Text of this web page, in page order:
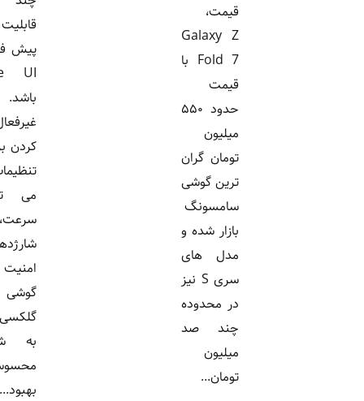
قیمت،
Galaxy Z
Fold 7 با
قیمت
حدود ۵۵۰
میلیون
تومان گران
ترین گوشی
سامسونگ
بازار شده و
مدل های
سری S نیز
در محدوده
چند صد
میلیون
تومان...
قابلیت
پیش فرض
One UI
باشد.
غیرفعال
کردن برخی
تنظیمات
می تواند
سرعت،
شارژدهی و
امنیت
گوشی
گلکسی را
به شکل
محسوسی
بهبود...